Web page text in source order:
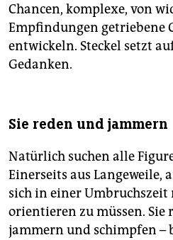
Chancen, komplexe, von
Empfindungen getriebene
entwickeln. Steckel setzt
Gedanken.
Sie reden und jammern
Natürlich suchen alle
Einerseits aus Langeweile,
sich in einer Umbruchszeit
orientieren zu müssen. Sie
jammern und schimpfen –